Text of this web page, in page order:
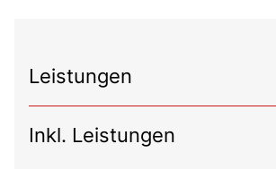
Leistungen
Inkl. Leistungen